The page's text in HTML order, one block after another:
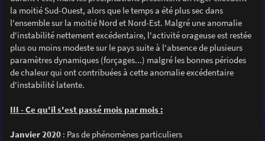
la moitié Sud-Ouest, alors que le temps a été plus sec dans
l'ensemble sur la moitié Nord et Nord-Est. Malgré une anomalie
d'instabilité nettement excédentaire, l'activité orageuse est restée
plus ou moins modeste sur le pays suite à l'absence de plusieurs
paramètres dynamiques (forçages...) malgré les bonnes périodes
de chaleur qui ont contribuées à cette anomalie excédentaire
d'instabilité latente.
III - Ce qu'il s'est passé mois par mois :
Janvier 2020: Pas de phénomènes particuliers